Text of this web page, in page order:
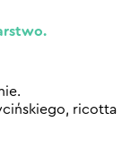
ricotta